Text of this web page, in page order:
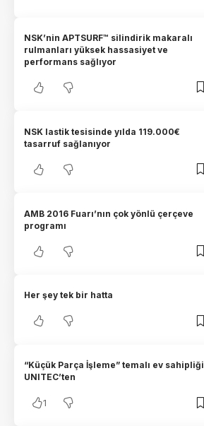
NSK’nin APTSURF™ silindirik makaralı
rulmanları yüksek hassasiyet ve
performans sağlıyor
NSK lastik tesisinde yılda 119.000€
tasarruf sağlanıyor
AMB 2016 Fuarı’nın çok yönlü çerçeve
programı
Her şey tek bir hatta
“Küçük Parça İşleme” temalı ev sahipliği
UNITEC’ten
1